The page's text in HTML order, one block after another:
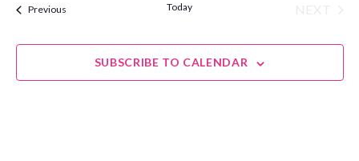
PreviousEvents Today
SUBSCRIBE TO CALENDAR